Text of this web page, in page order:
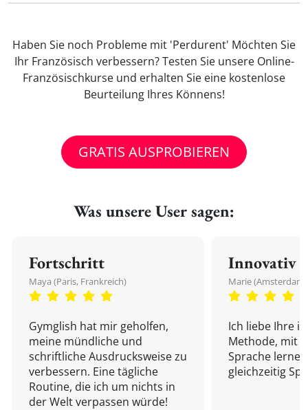
Haben Sie noch Probleme mit 'Perdurent' Möchten Sie
Ihr Französisch verbessern? Testen Sie unsere Online-
Französischkurse und erhalten Sie eine kostenlose
Beurteilung Ihres Könnens!
GRATIS AUSPROBIEREN
Was unsere User sagen:
Fortschritt
Maya (Paris, Frankreich)
Gymglish hat mir geholfen,
meine mündliche und
schriftliche Ausdrucksweise zu
verbessern. Eine tägliche
Routine, die ich um nichts in
der Welt verpassen würde!
Innovativ
Marie
Ich liebe Ihre
Methode, mit
Sprache
gleichzeitig